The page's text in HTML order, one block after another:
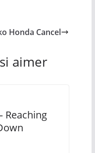
Honda Cancel
aimer
Reaching